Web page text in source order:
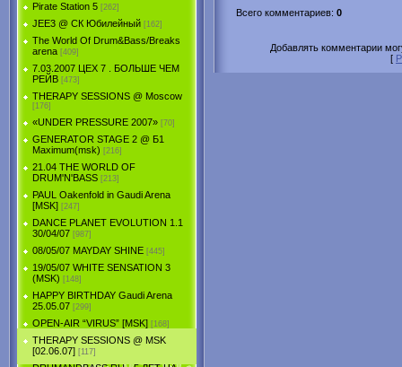
Pirate Station 5 [262]
JEE3 @ СК Юбилейный [162]
The World Of Drum&Bass/Breaks
arena [409]
7.03.2007 ЦЕХ 7 . БОЛЬШЕ ЧЕМ
РЕЙВ [473]
THERAPY SESSIONS @ Moscow
[176]
«UNDER PRESSURE 2007» [70]
GENERATOR STAGE 2 @ Б1
Maximum(msk) [216]
21.04 THE WORLD OF
DRUM'N'BASS [213]
PAUL Oakenfold in Gaudi Arena
[MSK] [247]
DANCE PLANET EVOLUTION 1.1
30/04/07 [987]
08/05/07 MAYDAY SHINE [445]
19/05/07 WHITE SENSATION 3
(MSK) [148]
HAPPY BIRTHDAY Gaudi Arena
25.05.07 [299]
OPEN-AIR “VIRUS” [MSK] [168]
THERAPY SESSIONS @ MSK
[02.06.07] [117]
Всего комментариев: 0
Добавлять комментарии
[